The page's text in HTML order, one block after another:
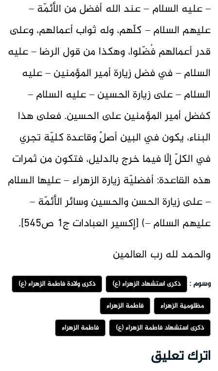
– عليه السلام – عند الله أفضل من الأئمّة –
عليهم السلام – كلّهم، وله ثواب أعمالهم، وعلى
قدر أعمالهم فُضّلوا، وهكذا من قول الرضا – عليه
السلام – في فضل زيارة أمير المؤمنين – عليه
السلام – على زيارة الحسين – عليه السلام –
كفضل أمير المؤمنين على الحسين. فعلى هذا
البناء، يكون في البين أصلٌ وقاعدة كليّة تجري
في الكلّ إلّا فيما خرج بالدليل، فتكون من ثمرات
هذه القاعدة: أفضليّة زيارة الزهراء – عليها السلام
– على زيارة الحسن والحسين وسائر الأئمّة –
عليهم السلام –) [إكسير العبادات ج1 ص545].
والحمد لله رب العالمين
وسوم : ذكرى استشهاد الزهراء (ع)
ذكرى ولادة فاطمة الزهراء (ع)
مظلومية الزهراء
فاطمة الزهراء
ذكرى استشهاد فاطمة الزهراء (ع)
فاطمة الزهراء
اترك تعليق